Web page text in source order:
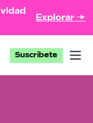
Explorar →
Suscríbete